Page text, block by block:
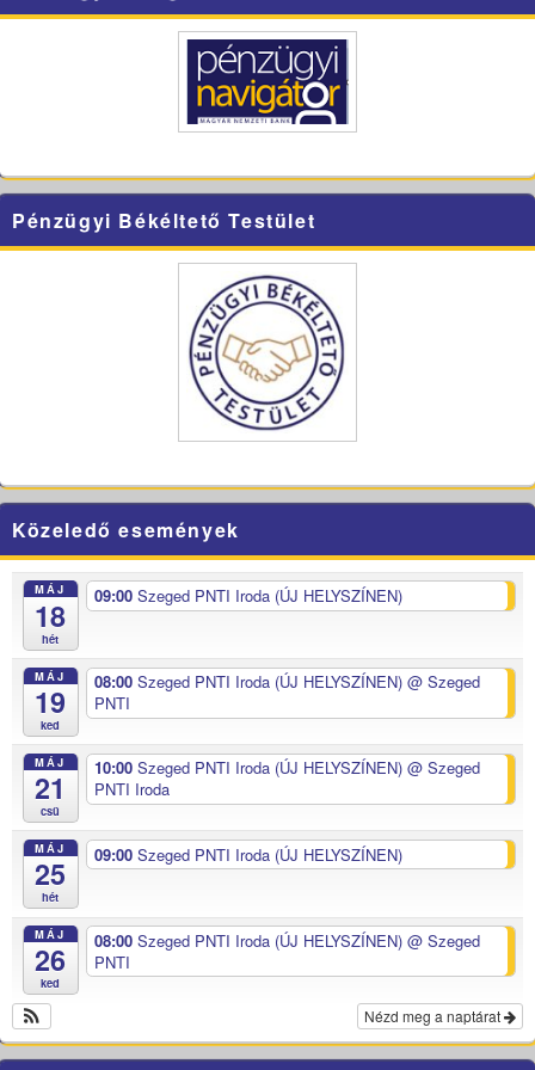
Pénzügyi Békéltető Testület
Közeledő események
MÁJ
18
hét
09:00 Szeged PNTI Iroda (ÚJ HELYSZÍNEN)
MÁJ
19
ked
08:00 Szeged PNTI Iroda (ÚJ HELYSZÍNEN) @ Szeged
PNTI
MÁJ
21
csü
10:00 Szeged PNTI Iroda (ÚJ HELYSZÍNEN) @ Szeged
PNTI Iroda
MÁJ
25
hét
09:00 Szeged PNTI Iroda (ÚJ HELYSZÍNEN)
MÁJ
26
ked
08:00 Szeged PNTI Iroda (ÚJ HELYSZÍNEN) @ Szeged
PNTI
Nézd meg a naptárat